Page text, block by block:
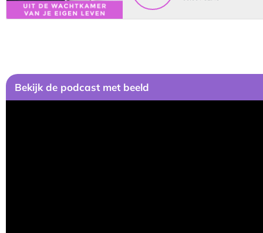
Bekijk de podcast met beeld